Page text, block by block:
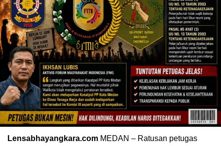
Lensabhayangkara.com MEDAN – Ratusan petugas